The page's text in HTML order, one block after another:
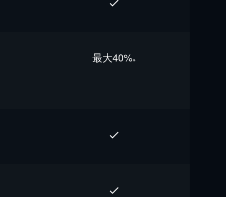
最⼤40%※